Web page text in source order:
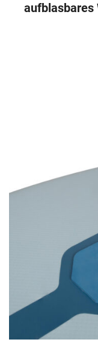
aufblasbares